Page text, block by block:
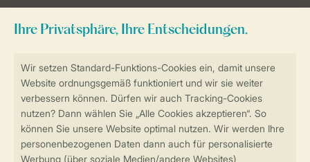
Sicher und schnell zur Online-Buchung
Sichere Datenübertragung
Sicheres Bezahlen